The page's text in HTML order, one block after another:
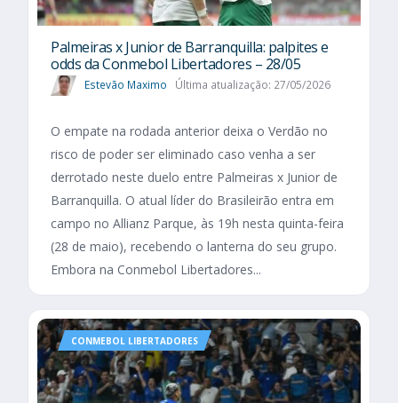
Palmeiras x Junior de Barranquilla: palpites e
odds da Conmebol Libertadores – 28/05
Estevão Maximo Última atualização: 27/05/2026
O empate na rodada anterior deixa o Verdão no
risco de poder ser eliminado caso venha a ser
derrotado neste duelo entre Palmeiras x Junior de
Barranquilla. O atual líder do Brasileirão entra em
campo no Allianz Parque, às 19h nesta quinta-feira
(28 de maio), recebendo o lanterna do seu grupo.
Embora na Conmebol Libertadores...
CONMEBOL LIBERTADORES